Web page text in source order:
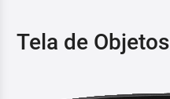
Tela de Objetos